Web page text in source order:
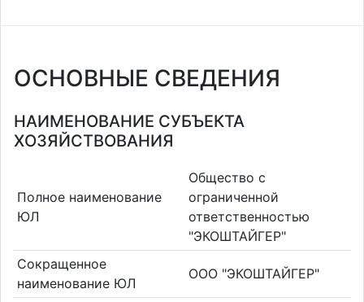
ОСНОВНЫЕ СВЕДЕНИЯ
НАИМЕНОВАНИЕ СУБЪЕКТА
ХОЗЯЙСТВОВАНИЯ
Полное наименование
ЮЛ
Общество с
ограниченной
ответственностью
"ЭКОШТАЙГЕР"
Сокращенное
наименование ЮЛ
ООО "ЭКОШТАЙГЕР"